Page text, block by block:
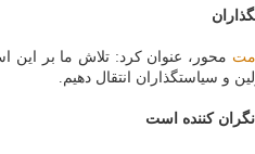
محور، عنوان كرد: تلاش ما بر این
سیاستگذاران انتقال دهیم.
كننده است